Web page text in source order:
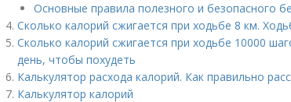
Основные правила полезного и безопасного
Сколько калорий сжигается при ходьбе 8 км.
Сколько калорий сжигается при ходьбе 10000
день, чтобы похудеть
Калькулятор расхода калорий. Как правильно
Калькулятор калорий